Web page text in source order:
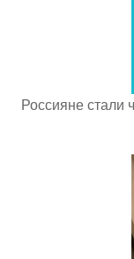
Россияне стали